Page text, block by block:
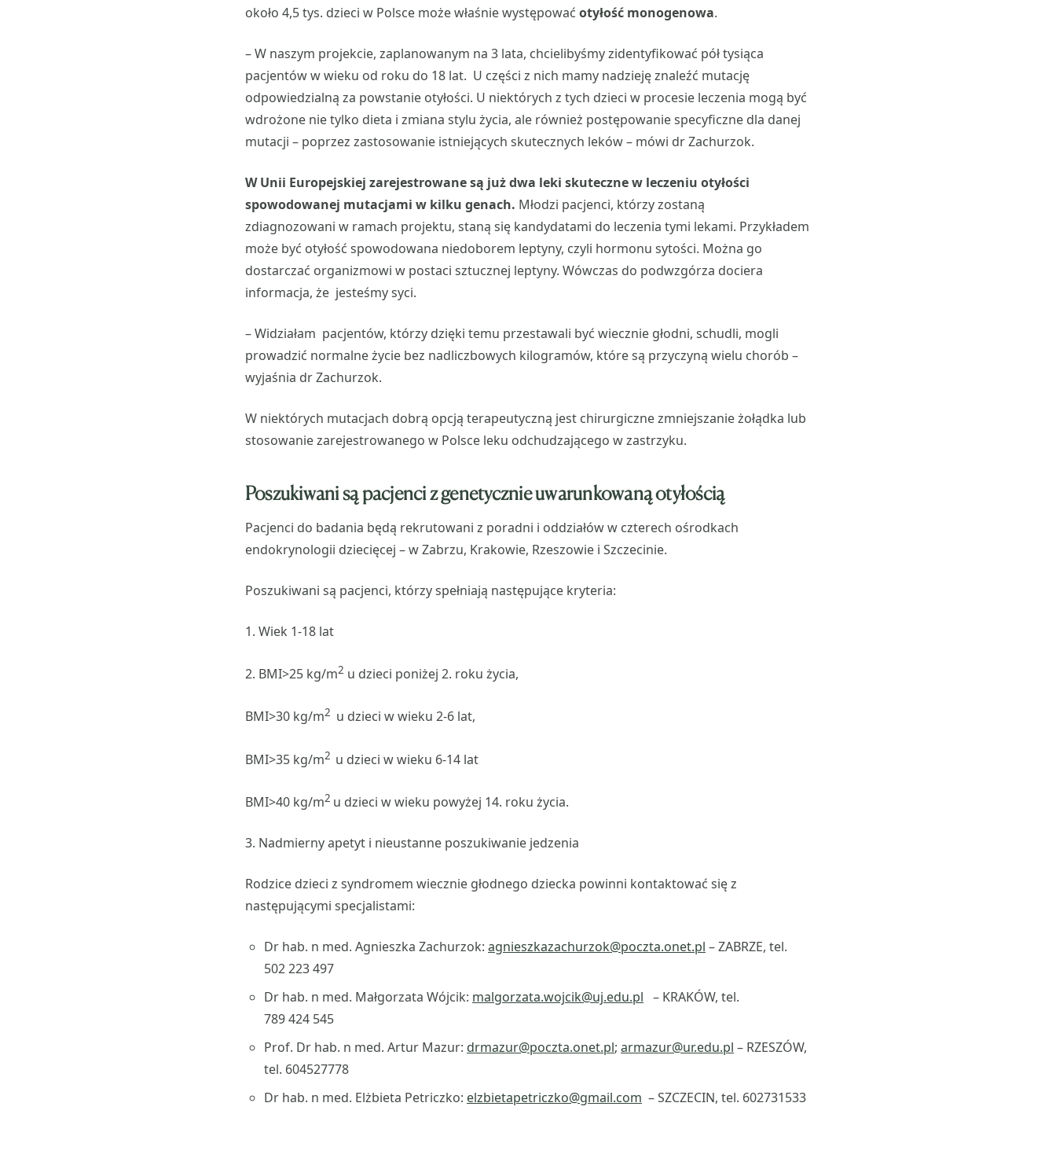
około 4,5 tys. dzieci w Polsce może właśnie występować otyłość monogenowa.
– W naszym projekcie, zaplanowanym na 3 lata, chcielibyśmy zidentyfikować pół tysiąca
pacjentów w wieku od roku do 18 lat. U części z nich mamy nadzieję znaleźć mutację
odpowiedzialną za powstanie otyłości. U niektórych z tych dzieci w procesie leczenia mogą być
wdrożone nie tylko dieta i zmiana stylu życia, ale również postępowanie specyficzne dla danej
mutacji – poprzez zastosowanie istniejących skutecznych leków – mówi dr Zachurzok.
W Unii Europejskiej zarejestrowane są już dwa leki skuteczne w leczeniu otyłości
spowodowanej mutacjami w kilku genach. Młodzi pacjenci, którzy zostaną
zdiagnozowani w ramach projektu, staną się kandydatami do leczenia tymi lekami. Przykładem
może być otyłość spowodowana niedoborem leptyny, czyli hormonu sytości. Można go
dostarczać organizmowi w postaci sztucznej leptyny. Wówczas do podwzgórza dociera
informacja, że jesteśmy syci.
– Widziałam pacjentów, którzy dzięki temu przestawali być wiecznie głodni, schudli, mogli
prowadzić normalne życie bez nadliczbowych kilogramów, które są przyczyną wielu chorób –
wyjaśnia dr Zachurzok.
W niektórych mutacjach dobrą opcją terapeutyczną jest chirurgiczne zmniejszanie żołądka lub
stosowanie zarejestrowanego w Polsce leku odchudzającego w zastrzyku.
Poszukiwani są pacjenci z genetycznie uwarunkowaną otyłością
Pacjenci do badania będą rekrutowani z poradni i oddziałów w czterech ośrodkach
endokrynologii dziecięcej – w Zabrzu, Krakowie, Rzeszowie i Szczecinie.
Poszukiwani są pacjenci, którzy spełniają następujące kryteria:
1. Wiek 1-18 lat
2. BMI>25 kg/m2 u dzieci poniżej 2. roku życia,
BMI>30 kg/m2 u dzieci w wieku 2-6 lat,
BMI>35 kg/m2 u dzieci w wieku 6-14 lat
BMI>40 kg/m2 u dzieci w wieku powyżej 14. roku życia.
3. Nadmierny apetyt i nieustanne poszukiwanie jedzenia
Rodzice dzieci z syndromem wiecznie głodnego dziecka powinni kontaktować się z
następującymi specjalistami:
Dr hab. n med. Agnieszka Zachurzok: agnieszkazachurzok@poczta.onet.pl – ZABRZE, tel.
502 223 497
Dr hab. n med. Małgorzata Wójcik: malgorzata.wojcik@uj.edu.pl – KRAKÓW, tel.
789 424 545
Prof. Dr hab. n med. Artur Mazur: drmazur@poczta.onet.pl; armazur@ur.edu.pl – RZESZÓW,
tel. 604527778
Dr hab. n med. Elżbieta Petriczko: elzbietapetriczko@gmail.com – SZCZECIN, tel. 602731533